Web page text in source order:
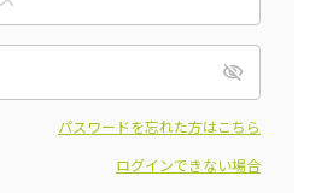
パスワードを忘れた方はこちら
ログインできない場合